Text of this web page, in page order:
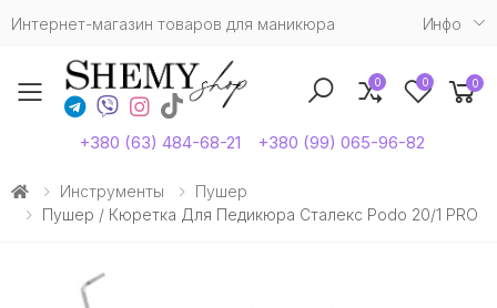
Интернет-магазин товаров для маникюра Инфо
Toggle mobile menu
+380 (63) 484-68-21 +380 (99) 065-96-82
0 0 0
Инструменты
Пушер
Пушер / Кюретка Для Педикюра Сталекс Podo 20/1 PRO